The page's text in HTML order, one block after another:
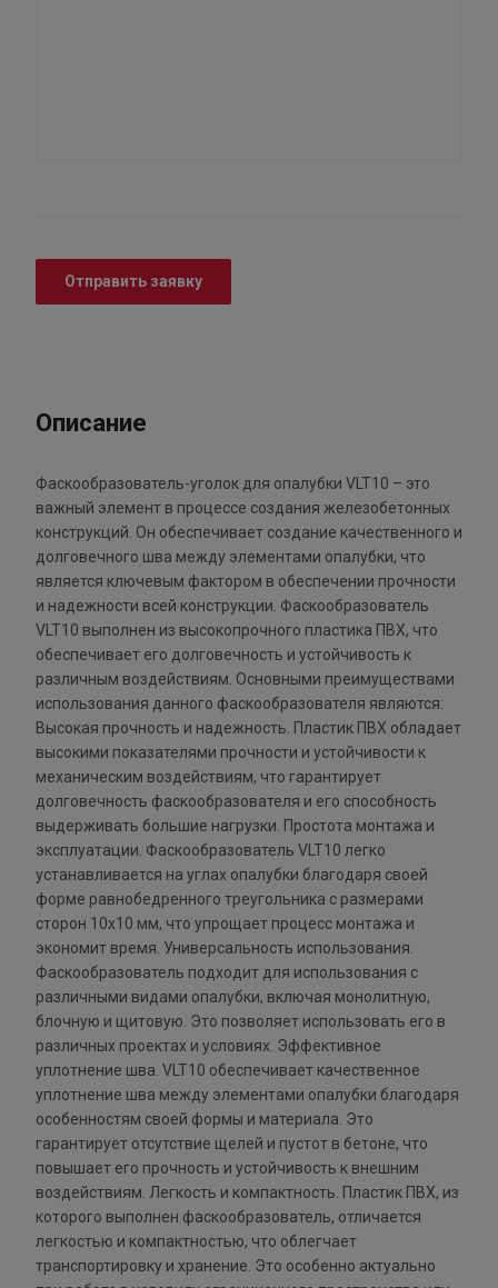
Отправить заявку
Описание
Фаскообразователь-уголок для опалубки VLT10 – это
важный элемент в процессе создания железобетонных
конструкций. Он обеспечивает создание качественного и
долговечного шва между элементами опалубки, что
является ключевым фактором в обеспечении прочности
и надежности всей конструкции. Фаскообразователь
VLT10 выполнен из высокопрочного пластика ПВХ, что
обеспечивает его долговечность и устойчивость к
различным воздействиям. Основными преимуществами
использования данного фаскообразователя являются:
Высокая прочность и надежность. Пластик ПВХ обладает
высокими показателями прочности и устойчивости к
механическим воздействиям, что гарантирует
долговечность фаскообразователя и его способность
выдерживать большие нагрузки. Простота монтажа и
эксплуатации. Фаскообразователь VLT10 легко
устанавливается на углах опалубки благодаря своей
форме равнобедренного треугольника с размерами
сторон 10x10 мм, что упрощает процесс монтажа и
экономит время. Универсальность использования.
Фаскообразователь подходит для использования с
различными видами опалубки, включая монолитную,
блочную и щитовую. Это позволяет использовать его в
различных проектах и условиях. Эффективное
уплотнение шва. VLT10 обеспечивает качественное
уплотнение шва между элементами опалубки благодаря
особенностям своей формы и материала. Это
гарантирует отсутствие щелей и пустот в бетоне, что
повышает его прочность и устойчивость к внешним
воздействиям. Легкость и компактность. Пластик ПВХ, из
которого выполнен фаскообразователь, отличается
легкостью и компактностью, что облегчает
транспортировку и хранение. Это особенно актуально